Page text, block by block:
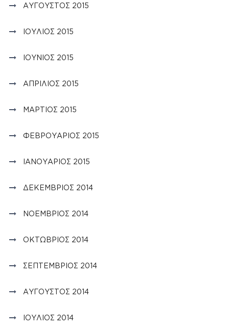
ΑΎΓΟΥΣΤΟΣ 2015
ΙΟΎΛΙΟΣ 2015
ΙΟΎΝΙΟΣ 2015
ΑΠΡΊΛΙΟΣ 2015
ΜΆΡΤΙΟΣ 2015
ΦΕΒΡΟΥΆΡΙΟΣ 2015
ΙΑΝΟΥΆΡΙΟΣ 2015
ΔΕΚΈΜΒΡΙΟΣ 2014
ΝΟΈΜΒΡΙΟΣ 2014
ΟΚΤΏΒΡΙΟΣ 2014
ΣΕΠΤΈΜΒΡΙΟΣ 2014
ΑΎΓΟΥΣΤΟΣ 2014
ΙΟΎΛΙΟΣ 2014